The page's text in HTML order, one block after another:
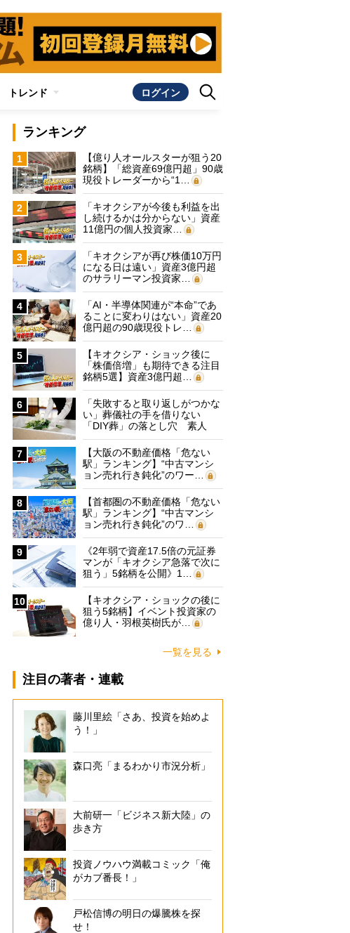
トレンド ログイン
ランキング
1
【億り人オールスターが狙う20
銘柄】「総資産69億円超」90歳
現役トレーダーから“1…
2
「キオクシアが今後も利益を出
し続けるかは分からない」資産
11億円の個人投資家…
3
「キオクシアが再び株価10万円
になる日は遠い」資産3億円超
のサラリーマン投資家…
4
「AI・半導体関連が“本命”であ
ることに変わりはない」資産20
億円超の90歳現役トレ…
5
【キオクシア・ショック後に
「株価倍増」も期待できる注目
銘柄5選】資産3億円超…
6
「失敗すると取り返しがつかな
い」葬儀社の手を借りない
「DIY葬」の落とし穴 素人
に…
7
【大阪の不動産価格「危ない
駅」ランキング】“中古マンシ
ョン売れ行き鈍化”のワー…
8
【首都圏の不動産価格「危ない
駅」ランキング】“中古マンシ
ョン売れ行き鈍化”のワ…
9
《2年弱で資産17.5倍の元証券
マンが「キオクシア急落で次に
狙う」5銘柄を公開》1…
10
【キオクシア・ショックの後に
狙う5銘柄】イベント投資家の
億り人・羽根英樹氏が…
一覧を見る
注目の著者・連載
藤川里絵「さあ、投資を始めよ
う！」
森口亮「まるわかり市況分析」
大前研一「ビジネス新大陸」の
歩き方
投資ノウハウ満載コミック「俺
がカブ番長！」
戸松信博の明日の爆騰株を探
せ！